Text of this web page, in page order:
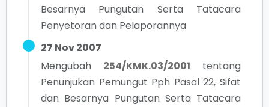
Besarnya Pungutan Serta Tatacara
Penyetoran dan Pelaporannya
27 Nov 2007
Mengubah
254/KMK.03/2001
tentang
Penunjukan Pemungut Pph Pasal 22, Sifat
dan Besarnya Pungutan Serta Tatacara